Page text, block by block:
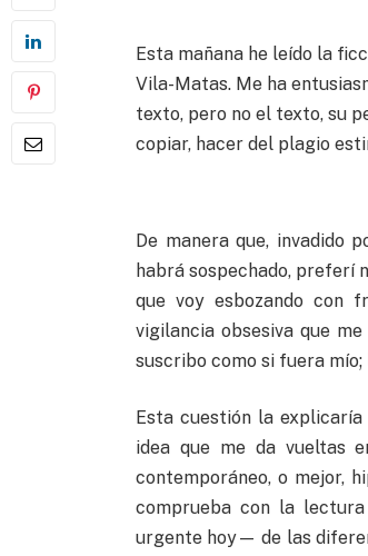
Esta mañana he leído la
Vila-Matas. Me ha
texto, pero no el texto, su
copiar, hacer del plagio
De manera que, invadido
habrá sospechado, preferí
que voy esbozando con
vigilancia obsesiva que
suscribo como si fuera mío;
Esta cuestión la explicaría
idea que me da vueltas
contemporáneo, o mejor,
comprueba con la
urgente hoy— de las